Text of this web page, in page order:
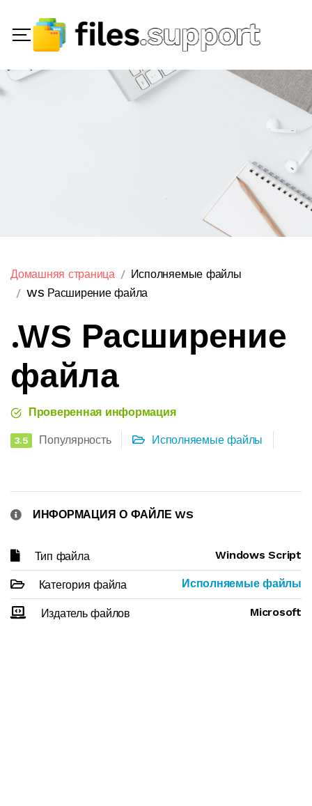
Домашняя страница
Исполняемые файлы
WS Расширение файла
.WS Расширение
файла
Проверенная информация
3.5 Популярность Исполняемые файлы
ИНФОРМАЦИЯ О ФАЙЛЕ WS
Тип файла Windows Script
Категория файла Исполняемые файлы
Издатель файлов Microsoft